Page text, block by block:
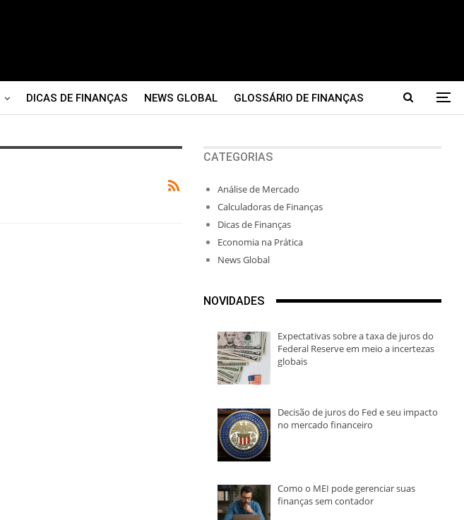
DICAS DE FINANÇAS NEWS GLOBAL GLOSSÁRIO DE FINANÇAS
CATEGORIAS
Análise de Mercado
Calculadoras de Finanças
Dicas de Finanças
Economia na Prática
News Global
NOVIDADES
Expectativas sobre a taxa de juros do
Federal Reserve em meio a incertezas
globais
Decisão de juros do Fed e seu impacto
no mercado financeiro
Como o MEI pode gerenciar suas
finanças sem contador